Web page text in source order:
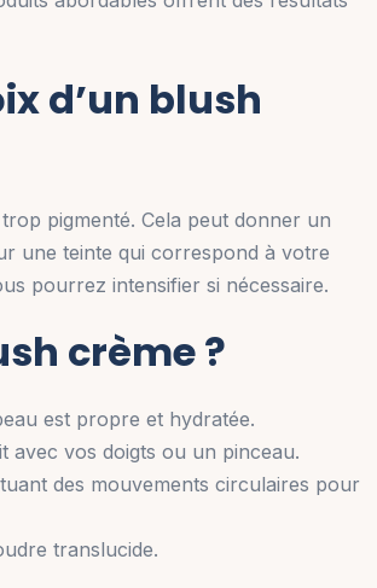
d’un blush
pigmenté. Cela peut donner un
une teinte qui correspond à votre
pourrez intensifier si nécessaire.
crème ?
est propre et hydratée.
avec vos doigts ou un pinceau.
des mouvements circulaires pour
translucide.